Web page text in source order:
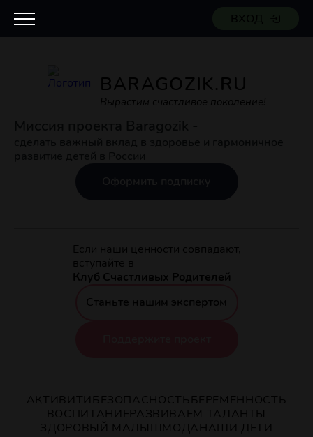
BARAGOZIK.RU
Вырастим счастливое поколение!
Если наши ценности совпадают,
вступайте в
Клуб Счастливых Родителей
Станьте нашим экспертом
АКТИВИТИ БЕЗОПАСНОСТЬ БЕРЕМЕННОСТЬ
ВОСПИТАНИЕРАЗВИВАЕМ ТАЛАНТЫ
ЗДОРОВЫЙ МАЛЫШМОДА НАШИ ДЕТИ